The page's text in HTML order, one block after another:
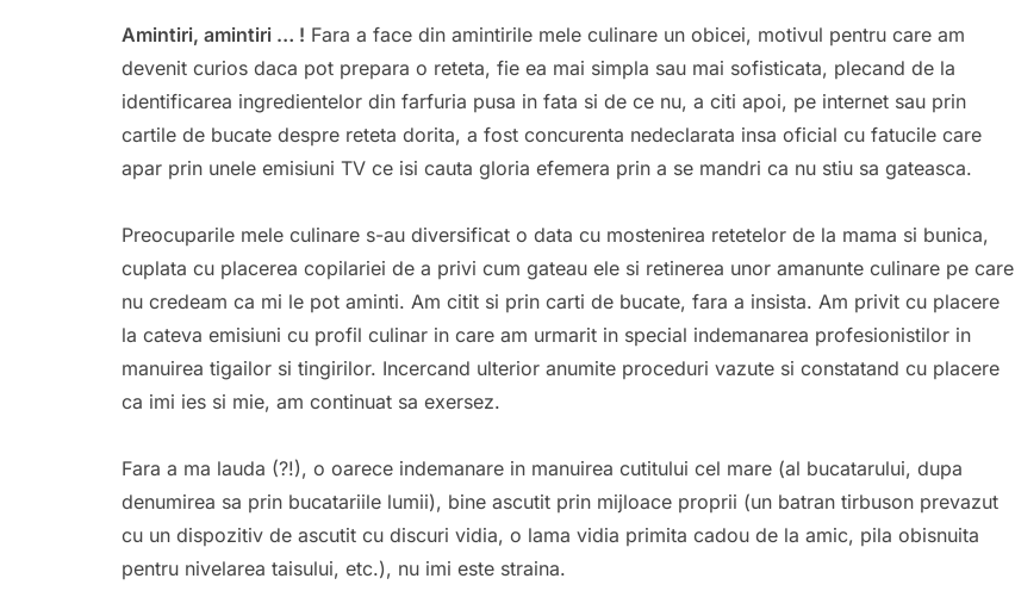
Amintiri, amintiri … ! Fara a face din amintirile mele culinare un obicei, motivul pentru care am
devenit curios daca pot prepara o reteta, fie ea mai simpla sau mai sofisticata, plecand de la
identificarea ingredientelor din farfuria pusa in fata si de ce nu, a citi apoi, pe internet sau prin
cartile de bucate despre reteta dorita, a fost concurenta nedeclarata insa oficial cu fatucile care
apar prin unele emisiuni TV ce isi cauta gloria efemera prin a se mandri ca nu stiu sa gateasca.
Preocuparile mele culinare s-au diversificat o data cu mostenirea retetelor de la mama si bunica,
cuplata cu placerea copilariei de a privi cum gateau ele si retinerea unor amanunte culinare pe care
nu credeam ca mi le pot aminti. Am citit si prin carti de bucate, fara a insista. Am privit cu placere
la cateva emisiuni cu profil culinar in care am urmarit in special indemanarea profesionistilor in
manuirea tigailor si tingirilor. Incercand ulterior anumite proceduri vazute si constatand cu placere
ca imi ies si mie, am continuat sa exersez.
Fara a ma lauda (?!), o oarece indemanare in manuirea cutitului cel mare (al bucatarului, dupa
denumirea sa prin bucatariile lumii), bine ascutit prin mijloace proprii (un batran tirbuson prevazut
cu un dispozitiv de ascutit cu discuri vidia, o lama vidia primita cadou de la amic, pila obisnuita
pentru nivelarea taisului, etc.), nu imi este straina.